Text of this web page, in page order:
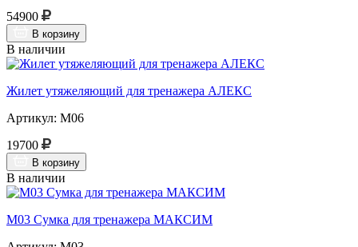
54900
В корзину
В наличии
Жилет утяжеляющий для тренажера АЛЕКС
Артикул: М06
19700
В корзину
В наличии
М03 Сумка для тренажера МАКСИМ